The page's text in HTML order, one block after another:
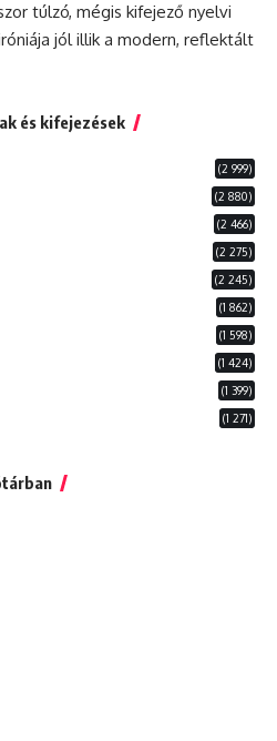
túlzó, mégis kifejező nyelvi
jól illik a modern, reflektált
és kifejezések
(2 999)
(2 880)
(2 466)
(2 275)
(2 245)
(1 862)
(1 598)
(1 424)
(1 399)
(1 271)